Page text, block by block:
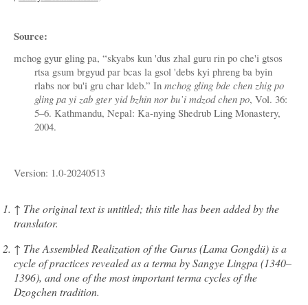
Source:
mchog gyur gling pa, “skyabs kun 'dus zhal guru rin po che'i gtsos
rtsa gsum brgyud par bcas la gsol 'debs kyi phreng ba byin
rlabs nor bu'i gru char ldeb.” In mchog gling bde chen zhig po
gling pa yi zab gter yid bzhin nor bu’i mdzod chen po, Vol. 36:
5–6. Kathmandu, Nepal: Ka-nying Shedrub Ling Monastery,
2004.
Version: 1.0-20240513
↑ The original text is untitled; this title has been added by the
translator.
↑ The Assembled Realization of the Gurus (Lama Gongdü) is a
cycle of practices revealed as a terma by Sangye Lingpa (1340–
1396), and one of the most important terma cycles of the
Dzogchen tradition.